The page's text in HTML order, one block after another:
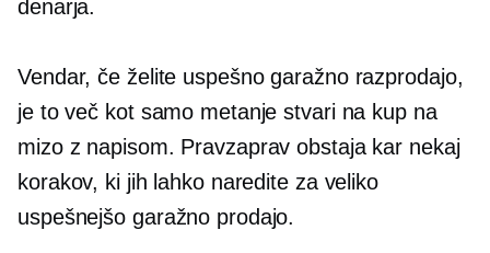
denarja.
Vendar, če želite uspešno garažno razprodajo,
je to več kot samo metanje stvari na kup na
mizo z napisom. Pravzaprav obstaja kar nekaj
korakov, ki jih lahko naredite za veliko
uspešnejšo garažno prodajo.